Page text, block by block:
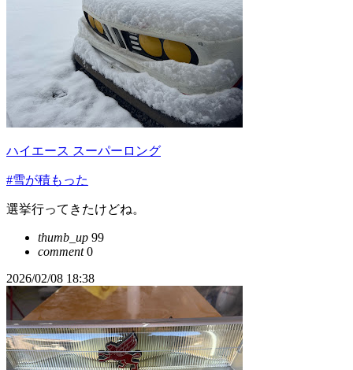
ハイエース スーパーロング
#雪が積もった
選挙行ってきたけどね。
thumb_up 99
comment0
2026/02/08 18:38